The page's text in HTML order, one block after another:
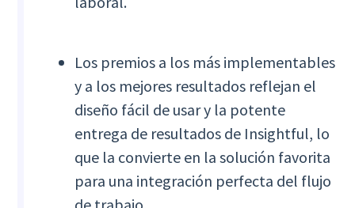
Los premios a los más implementables
y a los mejores resultados reflejan el
diseño fácil de usar y la potente
entrega de resultados de Insightful, lo
que la convierte en la solución favorita
para una integración perfecta del flujo